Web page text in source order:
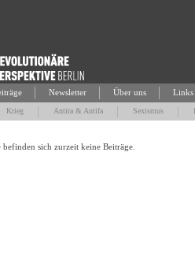
Newsletter Über uns Links
Krieg Antira & Antifa Sexismus
sich zurzeit keine Beiträge.